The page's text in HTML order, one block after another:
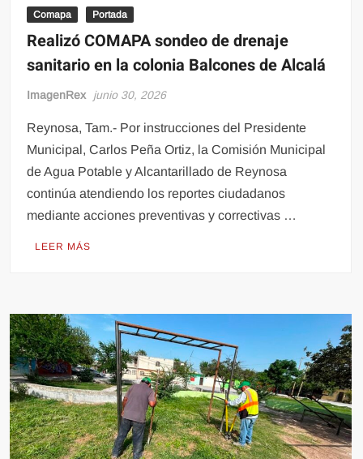
Comapa Portada
Realizó COMAPA sondeo de drenaje
sanitario en la colonia Balcones de Alcalá
ImagenRex junio 30, 2026
Reynosa, Tam.- Por instrucciones del Presidente
Municipal, Carlos Peña Ortiz, la Comisión Municipal
de Agua Potable y Alcantarillado de Reynosa
continúa atendiendo los reportes ciudadanos
mediante acciones preventivas y correctivas …
LEER MÁS